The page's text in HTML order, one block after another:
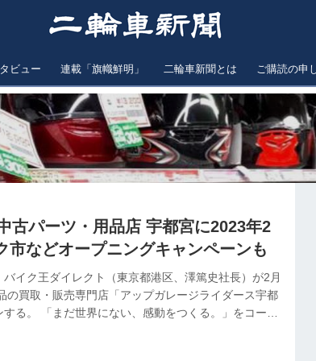
ビュー 連載「旗幟鮮明」 二輪車新聞とは ご購読の申
古パーツ・用品店 宇都宮に2023年2
市などオープニングキャンペーンも
イク王ダイレクト（東京都港区、澤篤史社長）が2月
の買取・販売専門店「アップガレージライダース宇都
る。 「まだ世界にない、感動をつくる。」をコーポ